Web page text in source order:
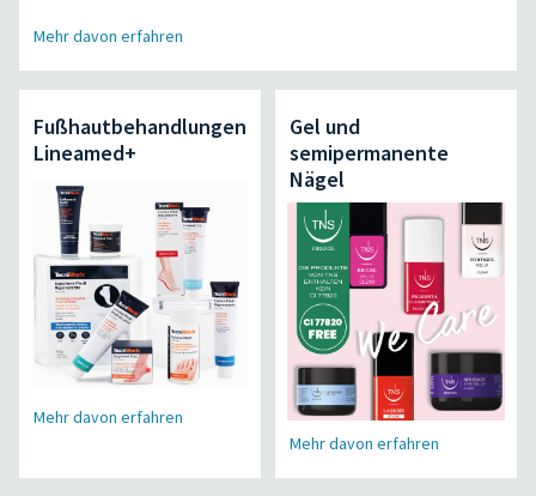
Mehr davon erfahren
Fußhautbehandlungen
Lineamed+
Mehr davon erfahren
Gel und
semipermanente
Nägel
Mehr davon erfahren